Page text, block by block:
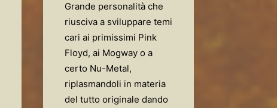
Grande personalità che
riusciva a sviluppare temi
cari ai primissimi Pink
Floyd, ai Mogway o a
certo Nu-Metal,
riplasmandoli in materia
del tutto originale dando